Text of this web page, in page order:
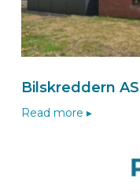
BEKS
DLB Hesel
01468
Deutschland
Bilskreddern AS
Read more ▸